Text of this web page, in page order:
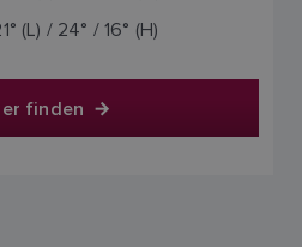
(L) / 24° / 16° (H)
finden